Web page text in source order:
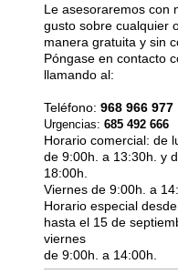
Le asesoraremos con
gusto sobre cualquier
manera gratuita y sin
Póngase en contacto
llamando al:
Teléfono: 968 966 977
Urgencias: 685 492 666
Horario comercial: de
de 9:00h. a 13:30h. y
18:00h.
Viernes de 9:00h. a
Horario especial
hasta el 15 de
viernes
de 9:00h. a 14:00h.